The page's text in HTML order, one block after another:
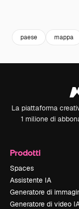
paese mappa
La piattaforma
1 milione di
Prodotti
Spaces
Assistente IA
Generatore di
Generatore di video